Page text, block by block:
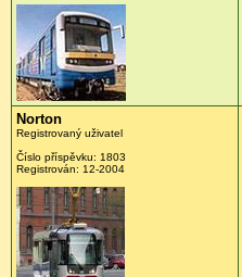
Norton
Registrovaný uživatel
Číslo příspěvku: 1803
Registrován: 12-2004